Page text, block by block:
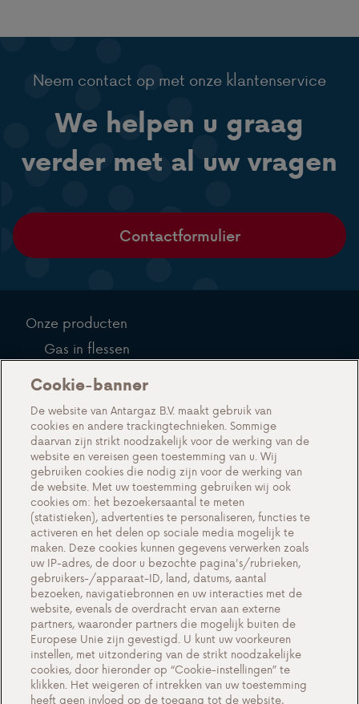
Neem contact op met onze klantenservice
We helpen u graag
verder met al uw vragen
Contactformulier
Onze producten
Gas in flessen
Gas in tanks
Over ons
Acties
Events
Werken bij Antargaz
Veelgestelde vragen
Contact
Cookie-instellingen
Cookiebeleid
Privacyverklaring
Contact
Cookie-banner
De website van Antargaz B.V. maakt gebruik van
cookies en andere trackingtechnieken. Sommige
daarvan zijn strikt noodzakelijk voor de werking van de
website en vereisen geen toestemming van u. Wij
gebruiken cookies die nodig zijn voor de werking van
de website. Met uw toestemming gebruiken wij ook
cookies om: het bezoekersaantal te meten
(statistieken), advertenties te personaliseren, functies te
activeren en het delen op sociale media mogelijk te
maken. Deze cookies kunnen gegevens verwerken zoals
uw IP-adres, de door u bezochte pagina's/rubrieken,
gebruikers-/apparaat-ID, land, datums, aantal
bezoeken, navigatiebronnen en uw interacties met de
website, evenals de overdracht ervan aan externe
partners, waaronder partners die mogelijk buiten de
Europese Unie zijn gevestigd. U kunt uw voorkeuren
instellen, met uitzondering van de strikt noodzakelijke
cookies, door hieronder op “Cookie-instellingen” te
klikken. Het weigeren of intrekken van uw toestemming
heeft geen invloed op de toegang tot de website,